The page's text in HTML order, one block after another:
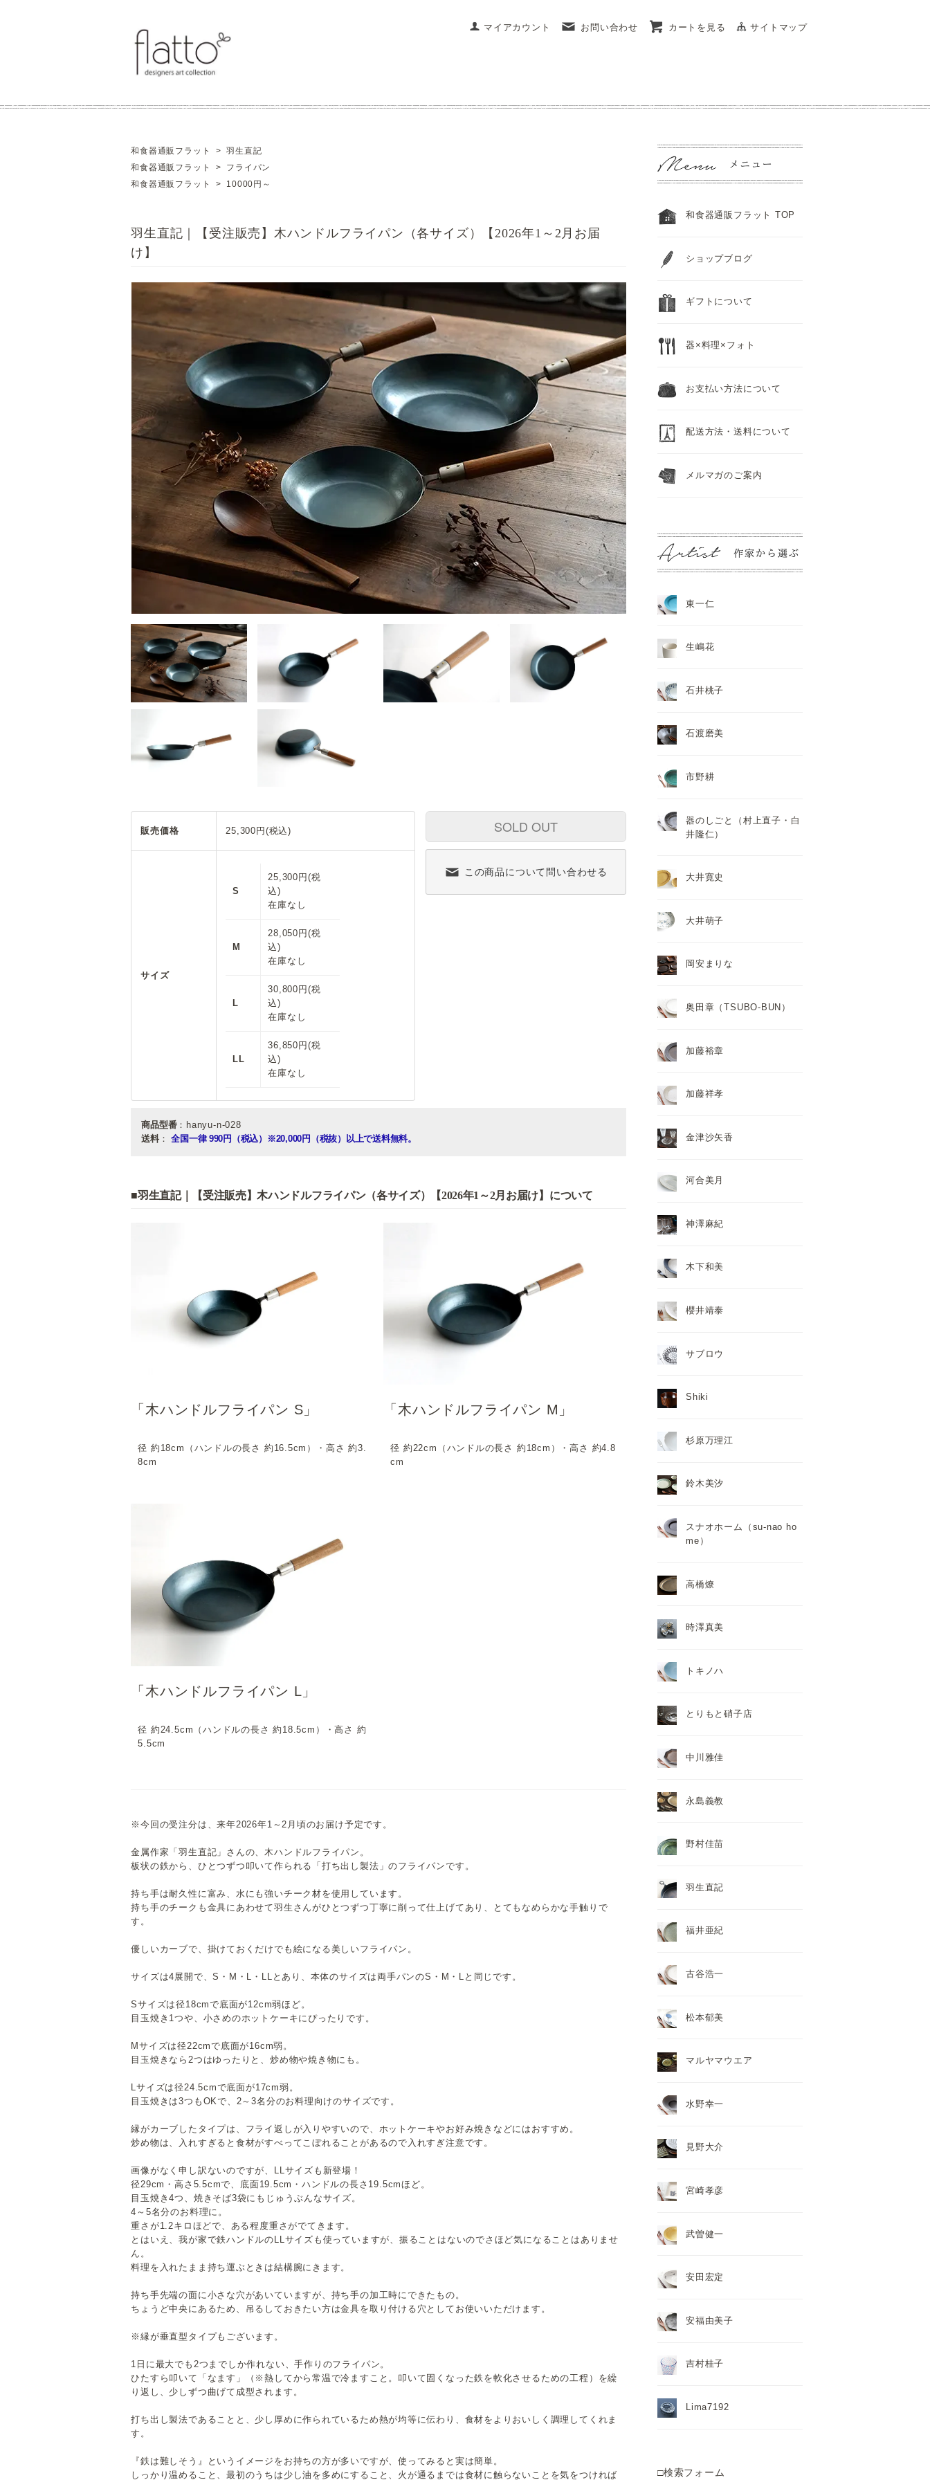
マイアカウント お問い合わせ カートを見る サイトマップ
和食器通販フラット >羽生直記
和食器通販フラット
> フライパン
和食器通販フラット
> 10000円～
羽生直記｜【受注販売】木ハンドルフライパン（各サイズ）【2026年1～2月お届
け】
販売価格 25,300円(税込)
サイズ
S
25,300円(税
込)
在庫なし
M
28,050円(税
込)
在庫なし
L
30,800円(税
込)
在庫なし
LL
36,850円(税
込)
在庫なし
SOLD OUT
この商品について問い合わせる
商品型番：hanyu-n-028
送料： 全国一律 990円（税込） ※20,000円（税抜）以上で送料無料。
■羽生直記｜【受注販売】木ハンドルフライパン（各サイズ）【2026年1～2月お届け】について
「木ハンドルフライパン S」
径 約18cm（ハンドルの長さ 約16.5cm）・高さ 約3.
8cm
「木ハンドルフライパン M」
径 約22cm（ハンドルの長さ 約18cm）・高さ 約4.8
cm
「木ハンドルフライパン L」
径 約24.5cm（ハンドルの長さ 約18.5cm）・高さ 約
5.5cm
※今回の受注分は、来年2026年1～2月頃のお届け予定です。
金属作家「羽生直記」さんの、木ハンドルフライパン。
板状の鉄から、ひとつずつ叩いて作られる「打ち出し製法」のフライパンです。
持ち手は耐久性に富み、水にも強いチーク材を使用しています。
持ち手のチークも金具にあわせて羽生さんがひとつずつ丁寧に削って仕上げてあり、とてもなめらかな手触りで
す。
優しいカーブで、掛けておくだけでも絵になる美しいフライパン。
サイズは4展開で、S・M・L・LLとあり、本体のサイズは両手パンのS・M・Lと同じです。
Sサイズは径18cmで底面が12cm弱ほど。
目玉焼き1つや、小さめのホットケーキにぴったりです。
Mサイズは径22cmで底面が16cm弱。
目玉焼きなら2つはゆったりと、炒め物や焼き物にも。
Lサイズは径24.5cmで底面が17cm弱。
目玉焼きは3つもOKで、2～3名分のお料理向けのサイズです。
縁がカーブしたタイプは、フライ返しが入りやすいので、ホットケーキやお好み焼きなどにはおすすめ。
炒め物は、入れすぎると食材がすべってこぼれることがあるので入れすぎ注意です。
画像がなく申し訳ないのですが、LLサイズも新登場！
径29cm・高さ5.5cmで、底面19.5cm・ハンドルの長さ19.5cmほど。
目玉焼き4つ、焼きそば3袋にもじゅうぶんなサイズ。
4～5名分のお料理に。
重さが1.2キロほどで、ある程度重さがでてきます。
とはいえ、我が家で鉄ハンドルのLLサイズも使っていますが、振ることはないのでさほど気になることはありませ
ん。
料理を入れたまま持ち運ぶときは結構腕にきます。
持ち手先端の面に小さな穴があいていますが、持ち手の加工時にできたもの。
ちょうど中央にあるため、吊るしておきたい方は金具を取り付ける穴としてお使いいただけます。
※縁が垂直型タイプもございます。
1日に最大でも2つまでしか作れない、手作りのフライパン。
ひたすら叩いて「なます」（※熱してから常温で冷ますこと。叩いて固くなった鉄を軟化させるための工程）を繰
り返し、少しずつ曲げて成型されます。
打ち出し製法であることと、少し厚めに作られているため熱が均等に伝わり、食材をよりおいしく調理してくれま
す。
『鉄は難しそう』というイメージをお持ちの方が多いですが、使ってみると実は簡単。
しっかり温めること、最初のうちは少し油を多めにすること、火が通るまでは食材に触らないことを気をつければ
和食器通販フラット TOP
ショップブログ
ギフトについて
器×料理×フォト
お支払い方法について
配送方法・送料について
メルマガのご案内
東一仁
生嶋花
石井桃子
石渡磨美
市野耕
器のしごと（村上直子・白
井隆仁）
大井寛史
大井萌子
岡安まりな
奥田章（TSUBO-BUN）
加藤裕章
加藤祥孝
金津沙矢香
河合美月
神澤麻紀
木下和美
櫻井靖泰
サブロウ
Shiki
杉原万理江
鈴木美汐
スナオホーム（su-nao ho
me）
高橋燎
時澤真美
トキノハ
とりもと硝子店
中川雅佳
永島義教
野村佳苗
羽生直記
福井亜紀
古谷浩一
松本郁美
マルヤマウエア
水野幸一
見野大介
宮崎孝彦
武曽健一
安田宏定
安福由美子
吉村桂子
Lima7192
□検索フォーム